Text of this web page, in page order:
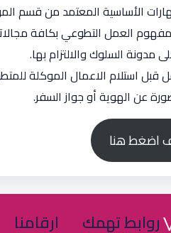
الأساسية المعتمد من قسم
العمل التطوعي بكافة
مدونة السلوك والالتزام بها.
استلام الاعمال الموكلة
عن الهوية أو جواز السفر.
اضغط هنا
روابط تهمك ارقامنا